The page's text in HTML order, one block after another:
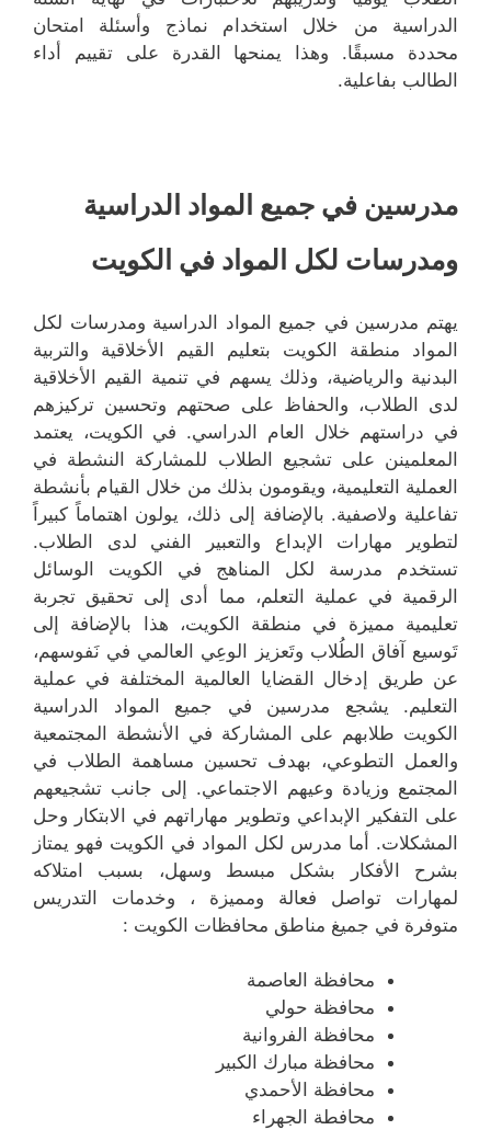
الدراسية من خلال استخدام نماذج وأسئلة امتحان
محددة مسبقًا. وهذا يمنحها القدرة على تقييم أداء
الطالب بفاعلية.
مدرسين في جميع المواد الدراسية
ومدرسات لكل المواد في الكويت
يهتم مدرسين في جميع المواد الدراسية ومدرسات لكل
المواد منطقة الكويت بتعليم القيم الأخلاقية والتربية
البدنية والرياضية، وذلك يسهم في تنمية القيم الأخلاقية
لدى الطلاب، والحفاظ على صحتهم وتحسين تركيزهم
في دراستهم خلال العام الدراسي. في الكويت، يعتمد
المعلمينن على تشجيع الطلاب للمشاركة النشطة في
العملية التعليمية، ويقومون بذلك من خلال القيام بأنشطة
تفاعلية ولاصفية. بالإضافة إلى ذلك، يولون اهتماماً كبيراً
لتطوير مهارات الإبداع والتعبير الفني لدى الطلاب.
تستخدم مدرسة لكل المناهج في الكويت الوسائل
الرقمية في عملية التعلم، مما أدى إلى تحقيق تجربة
تعليمية مميزة في منطقة الكويت، هذا بالإضافة إلى
تَوسيع آفاق الطُلاب وتَعزيز الوعِي العالمي في نَفوسهم،
عن طريق إدخال القضايا العالمية المختلفة في عملية
التعليم. يشجع مدرسين في جميع المواد الدراسية
الكويت طلابهم على المشاركة في الأنشطة المجتمعية
والعمل التطوعي، بهدف تحسين مساهمة الطلاب في
المجتمع وزيادة وعيهم الاجتماعي. إلى جانب تشجيعهم
على التفكير الإبداعي وتطوير مهاراتهم في الابتكار وحل
المشكلات. أما مدرس لكل المواد في الكويت فهو يمتاز
بشرح الأفكار بشكل مبسط وسهل، بسبب امتلاكه
لمهارات تواصل فعالة ومميزة ، وخدمات التدريس
متوفرة في جميغ مناطق محافظات الكويت :
محافظة العاصمة
محافظة حولي
محافظة الفروانية
محافظة مبارك الكبير
محافظة الأحمدي
محافطة الجهراء